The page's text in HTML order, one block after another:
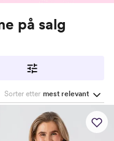
på salg
Sorter etter mest relevant